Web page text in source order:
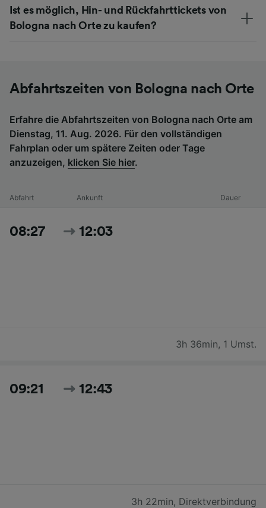
Ist es möglich, Hin- und Rückfahrttickets von
Bologna nach Orte zu kaufen?
Abfahrtszeiten von Bologna nach Orte
Erfahre die Abfahrtszeiten von Bologna nach Orte am
Dienstag, 11. Aug. 2026. Für den vollständigen
Fahrplan oder um spätere Zeiten oder Tage
anzuzeigen, klicken Sie hier.
Abfahrt Ankunft Dauer
08:27 12:03
3h 36min, 1 Umst.
09:21 12:43
3h 22min, Direktverbindung